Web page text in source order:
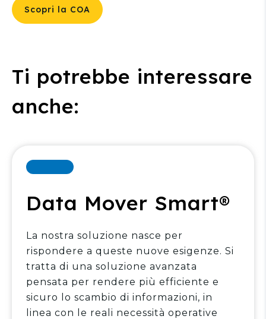
Scopri la COA
Ti potrebbe interessare
anche:
Data Mover Smart®
La nostra soluzione nasce per
rispondere a queste nuove esigenze. Si
tratta di una soluzione avanzata
pensata per rendere più efficiente e
sicuro lo scambio di informazioni, in
linea con le reali necessità operative